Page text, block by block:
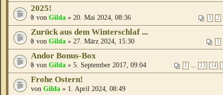
2025!
1 2
von Gilda » 20. Mai 2024, 08:36
Zurück aus dem Winterschlaf ...
1
von Gilda » 27. März 2024, 15:30
Andor Bonus-Box
1 ... 13 14
von Gilda » 5. September 2017, 09:04
Frohe Ostern!
von Gilda » 1. April 2024, 08:49